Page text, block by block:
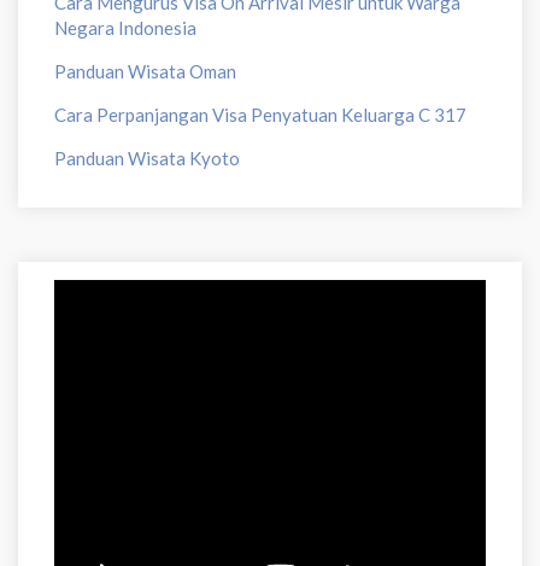
Negara Indonesia
Panduan Wisata Oman
Cara Perpanjangan Visa Penyatuan Keluarga C 317
Panduan Wisata Kyoto